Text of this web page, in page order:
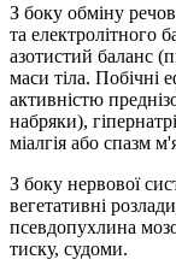
З боку обміну
та електролітного
азотистий баланс
маси тіла. Побічні
активністю
набряки),
міалгія або спазм
З боку нервової
вегетативні
псевдопухлина
тиску, судоми.